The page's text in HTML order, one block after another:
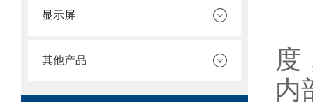
显示屏
其他产品
度
内